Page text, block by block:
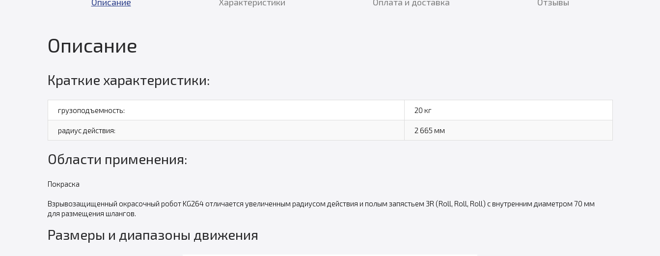
Описание
Краткие характеристики:
грузоподъемность: 20 кг
радиус действия: 2 665 мм
Области применения:
Покраска
Взрывозащищенный окрасочный робот KG264 отличается увеличенным радиусом действия и полым запястьем 3R (Roll, Roll, Roll) с внутренним диаметром 70 мм
для размещения шлангов.
Размеры и диапазоны движения